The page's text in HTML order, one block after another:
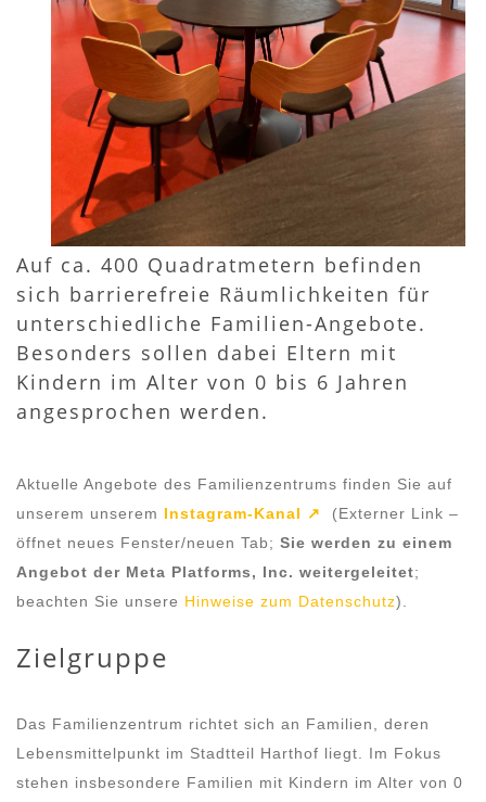
Auf ca. 400 Quadratmetern befinden
sich barrierefreie Räumlichkeiten für
unterschiedliche Familien-Angebote.
Besonders sollen dabei Eltern mit
Kindern im Alter von 0 bis 6 Jahren
angesprochen werden.
Aktuelle Angebote des Familienzentrums finden Sie auf
unserem unserem Instagram-Kanal ↗
(Externer Link –
öffnet neues Fenster/neuen Tab; Sie werden zu einem
Angebot der Meta Platforms, Inc. weitergeleitet;
beachten Sie unsere Hinweise zum Datenschutz).
Zielgruppe
Das Familienzentrum richtet sich an Familien, deren
Lebensmittelpunkt im Stadtteil Harthof liegt. Im Fokus
stehen insbesondere Familien mit Kindern im Alter von 0